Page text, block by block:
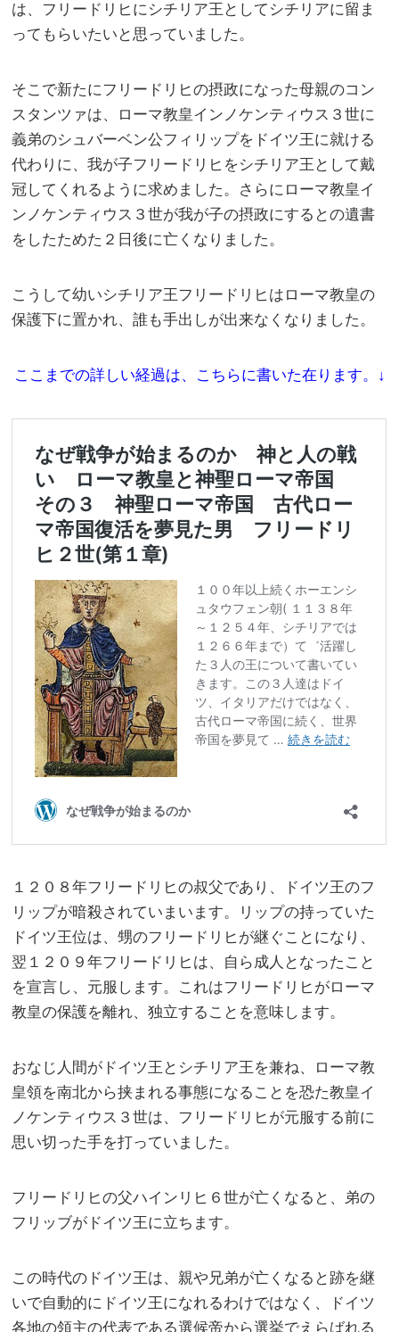
は、フリードリヒにシチリア王としてシチリアに留ま
ってもらいたいと思っていました。
そこで新たにフリードリヒの摂政になった母親のコン
スタンツァは、ローマ教皇インノケンティウス３世に
義弟のシュバーベン公フィリップをドイツ王に就ける
代わりに、我が子フリードリヒをシチリア王として戴
冠してくれるように求めました。さらにローマ教皇イ
ンノケンティウス３世が我が子の摂政にするとの遺書
をしたためた２日後に亡くなりました。
こうして幼いシチリア王フリードリヒはローマ教皇の
保護下に置かれ、誰も手出しが出来なくなりました。
ここまでの詳しい経過は、こちらに書いた在ります。↓
１２０８年フリードリヒの叔父であり、ドイツ王のフ
リップが暗殺されていまいます。リップの持っていた
ドイツ王位は、甥のフリードリヒが継ぐことになり、
翌１２０９年フリードリヒは、自ら成人となったこと
を宣言し、元服します。これはフリードリヒがローマ
教皇の保護を離れ、独立することを意味します。
おなじ人間がドイツ王とシチリア王を兼ね、ローマ教
皇領を南北から挟まれる事態になることを恐た教皇イ
ノケンティウス３世は、フリードリヒが元服する前に
思い切った手を打っていました。
フリードリヒの父ハインリヒ６世が亡くなると、弟の
フリッブがドイツ王に立ちます。
この時代のドイツ王は、親や兄弟が亡くなると跡を継
いで自動的にドイツ王になれるわけではなく、ドイツ
各地の領主の代表である選候帝から選挙でえらばれる